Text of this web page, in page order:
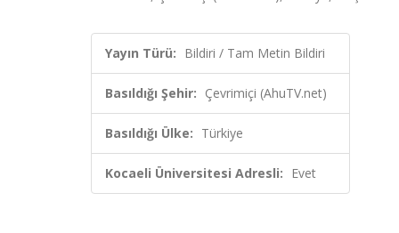
Yayın Türü: Bildiri / Tam Metin Bildiri
Basıldığı Şehir: Çevrimiçi (AhuTV.net)
Basıldığı Ülke: Türkiye
Kocaeli Üniversitesi Adresli: Evet